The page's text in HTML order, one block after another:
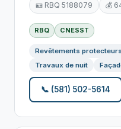
🪪 RBQ 5188079
💰
RBQ CNESST
Revêtements protecteurs
Travaux de nuit
📞 (581) 502-5614